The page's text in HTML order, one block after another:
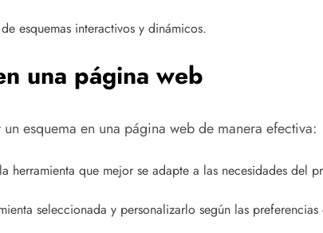
esquemas interactivos y dinámicos.
una página web
esquema en una página web de manera efectiva:
herramienta que mejor se adapte a las necesidades del
seleccionada y personalizarlo según las preferencias